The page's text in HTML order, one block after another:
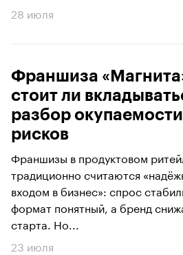
28 июля
Франшиза
стоит ли
разбор
рисков
Франшизы в продуктовом
традиционно считаются
входом в бизнес»: спрос
формат понятный, а бренд
старта. Но...
23 июля